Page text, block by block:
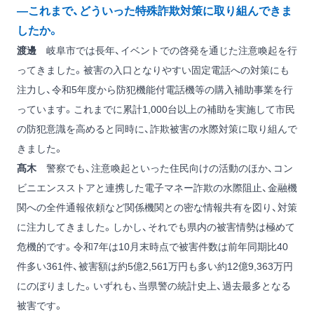
―これまで、どういった特殊詐欺対策に取り組んできま
したか。
渡邊 岐阜市では長年、イベントでの啓発を通じた注意喚起を行
ってきました。被害の入口となりやすい固定電話への対策にも
注力し、令和5年度から防犯機能付電話機等の購入補助事業を行
っています。これまでに累計1,000台以上の補助を実施して市民
の防犯意識を高めると同時に、詐欺被害の水際対策に取り組んで
きました。
髙木 警察でも、注意喚起といった住民向けの活動のほか、コン
ビニエンスストアと連携した電子マネー詐欺の水際阻止、金融機
関への全件通報依頼など関係機関との密な情報共有を図り、対策
に注力してきました。しかし、それでも県内の被害情勢は極めて
危機的です。令和7年は10月末時点で被害件数は前年同期比40
件多い361件、被害額は約5億2,561万円も多い約12億9,363万円
にのぼりました。いずれも、当県警の統計史上、過去最多となる
被害です。